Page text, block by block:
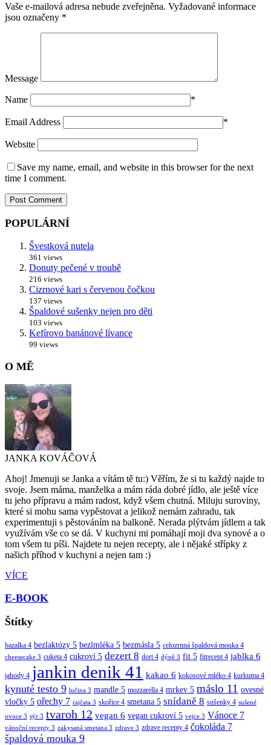
Vaše e-mailová adresa nebude zveřejněna. Vyžadované informace
jsou označeny *
Message
Name *
Email Address *
Website
Save my name, email, and website in this browser for the next
time I comment.
POPULÁRNÍ
Švestková nutela
361 views
Donuty pečené v troubě
216 views
Cizrnové kari s červenou čočkou
137 views
Špaldové sušenky nejen pro děti
103 views
Kefírovo banánové lívance
99 views
O MĚ
JANKA KOVÁČOVÁ
Ahoj! Jmenuji se Janka a vítám tě tu:) Věřím, že si tu každý najde to
svoje. Jsem máma, manželka a mám ráda dobré jídlo, ale ještě více
tu jeho přípravu a mám radost, když všem chutná. Miluju suroviny,
které si mohu sama vypěstovat a jelikož nemám zahradu, tak
experimentuji s pěstováním na balkoně. Nerada plýtvám jídlem a tak
využívám vše co se dá. V kuchyni mi pomáhají moji dva synové a o
tom všem tu píši. Najdete tu nejen recepty, ale i nějaké střípky z
našich příhod v kuchyni a nejen tam :)
VÍCE
E-BOOK
Štítky
bazalka 4 bezlaktózy 5 bezlmléka 5 bezmásla 5 celozrnná špaldová mouka 4
cheesecake 3 cuketa 4 cukroví 5 dezert 8 dort4 dýně 3 fit 5 fitrecept4 jablka 6
jahody 4 jankin denik 41 kakao 6 kokosové mléko 4 kurkuma 4
kynuté testo 9 lučina 3 mandle 5 mozzarella 4 mrkev 5 máslo 11 ovesné
vločky 5 ořechy 7 rajčata 3 skořice 4 smetana 5 snídaně 8 sušenky 4 sušené
ovoce 3 sýr 3 tvaroh 12 vegan 6 vegan cukroví 5 vejce 3 Vánoce 7
vánoční recepty 3 zakysaná smetana 3 zdrave 3 zdrave recepty 4 čokoláda 7
špaldová mouka 9